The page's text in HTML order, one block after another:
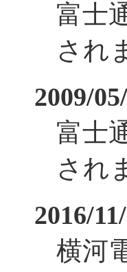
富士
され
2009/
富士
され
2016/
横河